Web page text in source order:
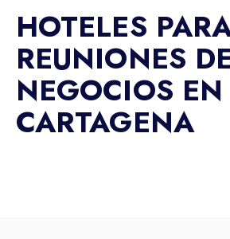
HOTELES
REUNIONES
NEGOCIOS EN
CARTAGENA